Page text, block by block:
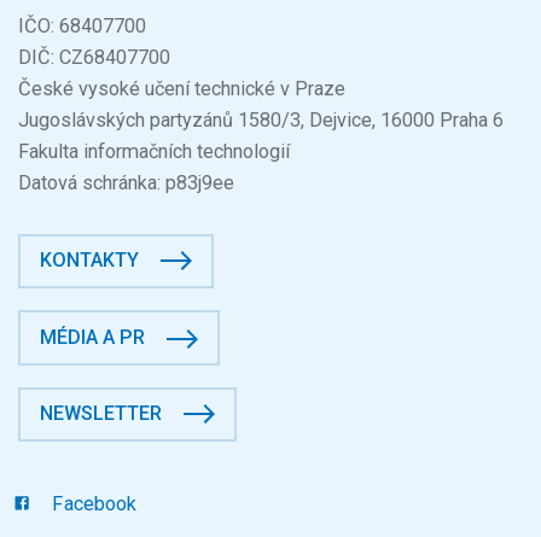
IČO: 68407700
DIČ: CZ68407700
České vysoké učení technické v Praze
Jugoslávských partyzánů 1580/3, Dejvice, 16000 Praha 6
Fakulta informačních technologií
Datová schránka: p83j9ee
KONTAKTY
MÉDIA A PR
NEWSLETTER
Facebook